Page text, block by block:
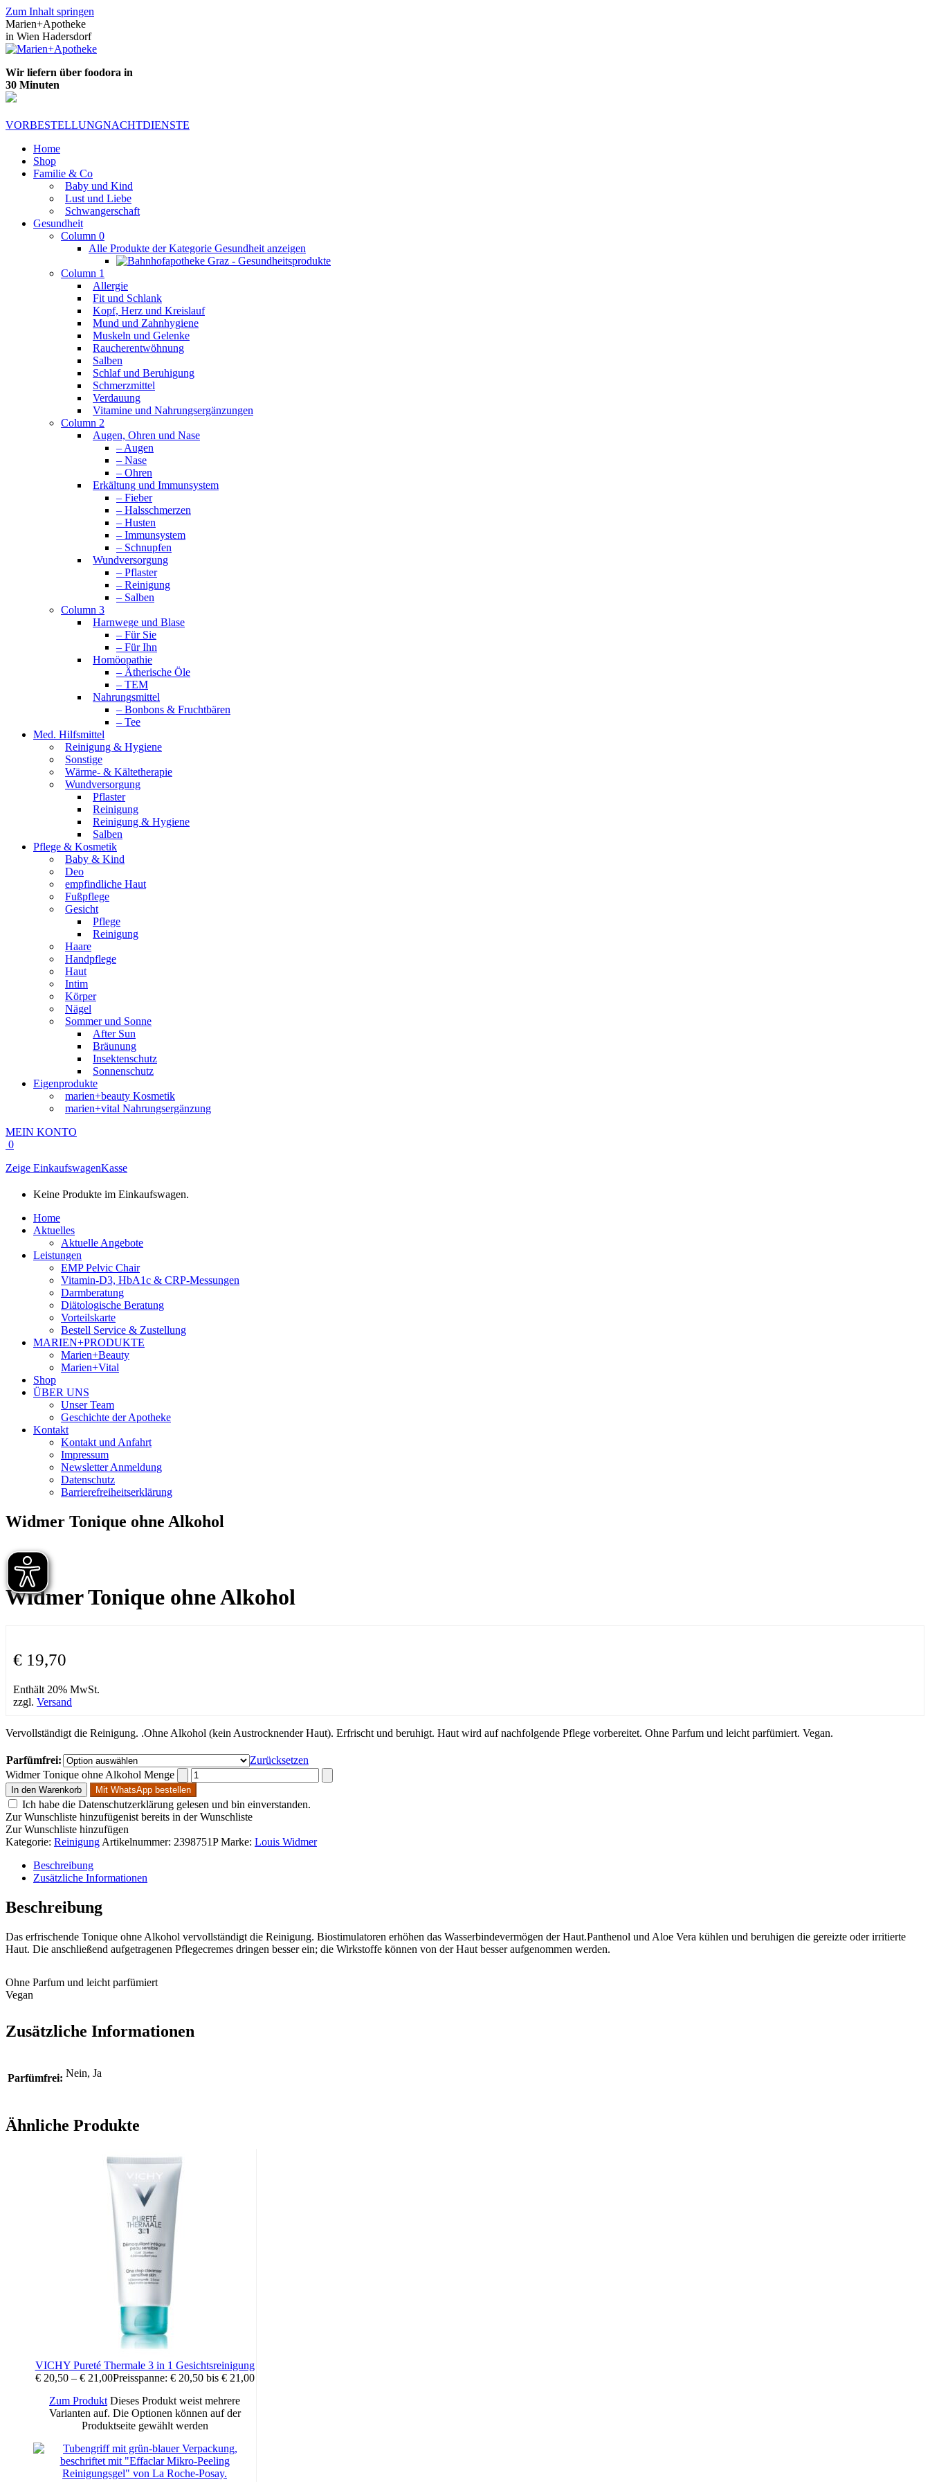
Zum Inhalt springen
Marien+Apotheke
in Wien Hadersdorf
Wir liefern über foodora in
30 Minuten
VORBESTELLUNGNACHTDIENSTE
Home
Shop
Familie & Co
Baby und Kind
Lust und Liebe
Schwangerschaft
Gesundheit
Column 0
Alle Produkte der Kategorie Gesundheit anzeigen
Column 1
Allergie
Fit und Schlank
Kopf, Herz und Kreislauf
Mund und Zahnhygiene
Muskeln und Gelenke
Raucherentwöhnung
Salben
Schlaf und Beruhigung
Schmerzmittel
Verdauung
Vitamine und Nahrungsergänzungen
Column 2
Augen, Ohren und Nase
– Augen
– Nase
– Ohren
Erkältung und Immunsystem
– Fieber
– Halsschmerzen
– Husten
– Immunsystem
– Schnupfen
Wundversorgung
– Pflaster
– Reinigung
– Salben
Column 3
Harnwege und Blase
– Für Sie
– Für Ihn
Homöopathie
– Ätherische Öle
– TEM
Nahrungsmittel
– Bonbons & Fruchtbären
– Tee
Med. Hilfsmittel
Reinigung & Hygiene
Sonstige
Wärme- & Kältetherapie
Wundversorgung
Pflaster
Reinigung
Reinigung & Hygiene
Salben
Pflege & Kosmetik
Baby & Kind
Deo
empfindliche Haut
Fußpflege
Gesicht
Pflege
Reinigung
Haare
Handpflege
Haut
Intim
Körper
Nägel
Sommer und Sonne
After Sun
Bräunung
Insektenschutz
Sonnenschutz
Eigenprodukte
marien+beauty Kosmetik
marien+vital Nahrungsergänzung
MEIN KONTO
0
Zeige EinkaufswagenKasse
Keine Produkte im Einkaufswagen.
Home
Aktuelles
Aktuelle Angebote
Leistungen
EMP Pelvic Chair
Vitamin-D3, HbA1c & CRP-Messungen
Darmberatung
Diätologische Beratung
Vorteilskarte
Bestell Service & Zustellung
MARIEN+PRODUKTE
Marien+Beauty
Marien+Vital
Shop
ÜBER UNS
Unser Team
Geschichte der Apotheke
Kontakt
Kontakt und Anfahrt
Impressum
Newsletter Anmeldung
Datenschutz
Barrierefreiheitserklärung
Widmer Tonique ohne Alkohol
Widmer Tonique ohne Alkohol
€ 19,70
Enthält 20% MwSt.
zzgl. Versand
Vervollständigt die Reinigung. .Ohne Alkohol (kein Austrocknender Haut). Erfrischt und beruhigt. Haut wird auf nachfolgende Pflege vorbereitet. Ohne Parfum und leicht parfümiert. Vegan.
Parfümfrei:
Zurücksetzen
Widmer Tonique ohne Alkohol Menge
In den Warenkorb Mit WhatsApp bestellen
Ich habe die Datenschutzerklärung gelesen und bin einverstanden.
Zur Wunschliste hinzufügenist bereits in der Wunschliste
Zur Wunschliste hinzufügen
Kategorie: Reinigung Artikelnummer: 2398751P Marke: Louis Widmer
Beschreibung
Zusätzliche Informationen
Beschreibung
Das erfrischende Tonique ohne Alkohol vervollständigt die Reinigung. Biostimulatoren erhöhen das Wasserbindevermögen der Haut.Panthenol und Aloe Vera kühlen und beruhigen die gereizte oder irritierte
Haut. Die anschließend aufgetragenen Pflegecremes dringen besser ein; die Wirkstoffe können von der Haut besser aufgenommen werden.
Ohne Parfum und leicht parfümiert
Vegan
Zusätzliche Informationen
Parfümfrei: Nein, Ja
Ähnliche Produkte
VICHY Pureté Thermale 3 in 1 Gesichtsreinigung
€20,50 – €21,00Preisspanne: € 20,50 bis € 21,00
Zum Produkt Dieses Produkt weist mehrere
Varianten auf. Die Optionen können auf der
Produktseite gewählt werden